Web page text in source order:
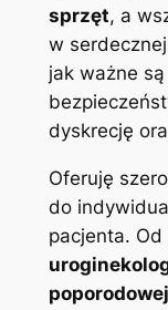
sprzęt, a
w
jak ważne
dyskrecję
Oferuję
do
pacjenta. Od
poporodowej